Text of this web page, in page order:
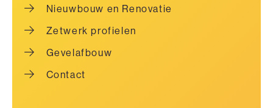
Nieuwbouw en Renovatie
Zetwerk profielen
Gevelafbouw
Contact